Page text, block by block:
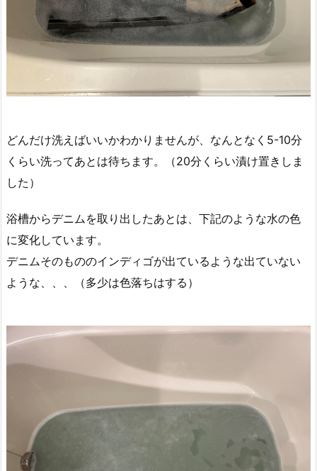
どんだけ洗えばいいかわかりませんが、なんとなく5-10分
くらい洗ってあとは待ちます。（20分くらい漬け置きしま
した）
浴槽からデニムを取り出したあとは、下記のような水の色
に変化しています。
デニムそのもののインディゴが出ているような出ていない
ような、、、（多少は色落ちはする）